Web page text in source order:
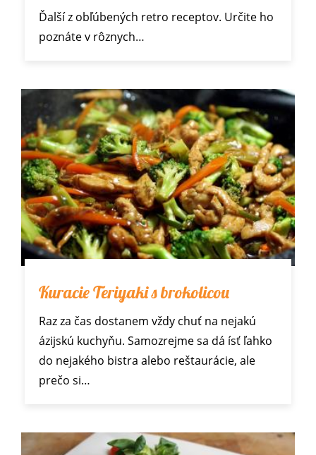
Ďalší z obľúbených retro receptov. Určite ho
poznáte v rôznych…
Kuracie Teriyaki s brokolicou
Raz za čas dostanem vždy chuť na nejakú
ázijskú kuchyňu. Samozrejme sa dá ísť ľahko
do nejakého bistra alebo reštaurácie, ale
prečo si…